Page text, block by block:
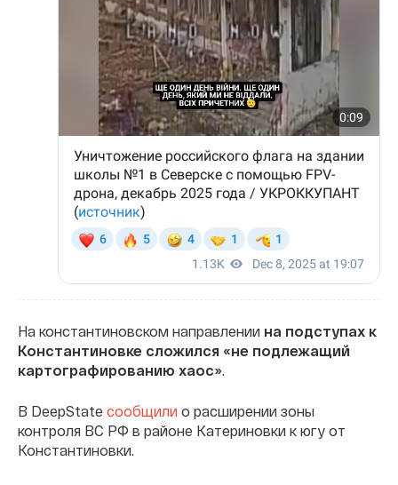
На константиновском направлении на подступах к
Константиновке сложился «не подлежащий
картографированию хаос».
В DeepState сообщили о расширении зоны
контроля ВС РФ в районе Катериновки к югу от
Константиновки.